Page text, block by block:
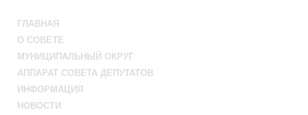
ГЛАВНАЯ
О СОВЕТЕ
МУНИЦИПАЛЬНЫЙ ОКРУГ
АППАРАТ СОВЕТА ДЕПУТАТОВ
ИНФОРМАЦИЯ
НОВОСТИ